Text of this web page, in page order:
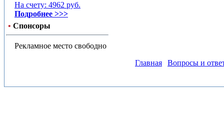
На счету: 4962 руб.
Подробнее >>>
• Спонсоры
Рекламное место свободно
Главная
Вопросы и